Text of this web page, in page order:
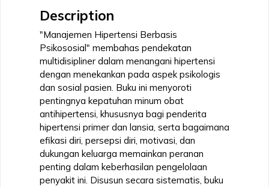
Description
"Manajemen Hipertensi Berbasis
Psikososial" membahas pendekatan
multidisipliner dalam menangani hipertensi
dengan menekankan pada aspek psikologis
dan sosial pasien. Buku ini menyoroti
pentingnya kepatuhan minum obat
antihipertensi, khususnya bagi penderita
hipertensi primer dan lansia, serta bagaimana
efikasi diri, persepsi diri, motivasi, dan
dukungan keluarga memainkan peranan
penting dalam keberhasilan pengelolaan
penyakit ini. Disusun secara sistematis, buku